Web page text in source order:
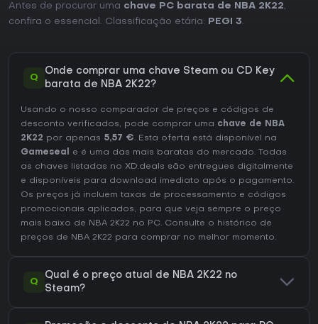
Antes de procurar uma chave PC barata de NBA 2K22,
confira o essencial. Classificação etária:
PEGI 3.
Q
Onde comprar uma chave Steam ou CD Key
barata de NBA 2K22?
Usando o nosso comparador de preços e códigos de
desconto verificados, pode comprar uma chave de NBA
2K22 por apenas 5,57 €. Esta oferta está disponível na
Gameseal
e é uma das mais baratas do mercado. Todas
as chaves listadas no XD.deals são entregues digitalmente
e disponíveis para download imediato após o pagamento.
Os preços já incluem taxas de processamento e códigos
promocionais aplicados, para que veja sempre o preço
mais baixo de NBA 2K22 no PC. Consulte o histórico de
preços de NBA 2K22 para comprar no melhor momento.
Q
Qual é o preço atual de NBA 2K22 no
Steam?